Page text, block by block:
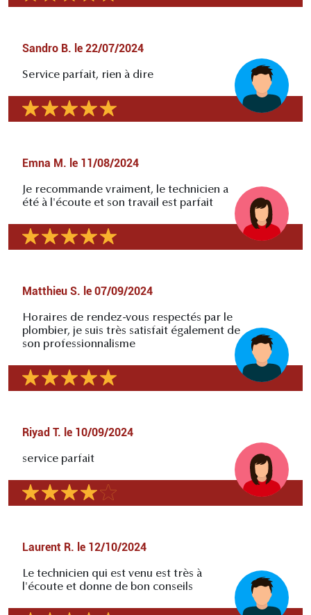
Sandro B. le 22/07/2024
Service parfait, rien à dire
Emna M. le 11/08/2024
Je recommande vraiment, le technicien a
été à l'écoute et son travail est parfait
Matthieu S. le 07/09/2024
Horaires de rendez-vous respectés par le
plombier, je suis très satisfait également de
son professionnalisme
Riyad T. le 10/09/2024
service parfait
Laurent R. le 12/10/2024
Le technicien qui est venu est très à
l'écoute et donne de bon conseils